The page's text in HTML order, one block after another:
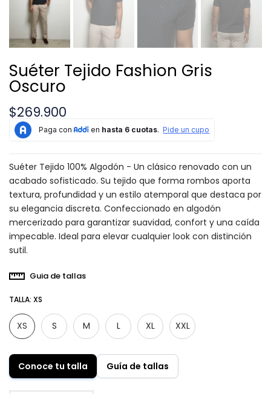
Suéter Tejido Fashion Gris
Oscuro
$269.900
Suéter Tejido 100% Algodón - Un clásico renovado con un
acabado sofisticado. Su tejido que forma rombos aporta
textura, profundidad y un estilo atemporal que destaca por
su elegancia discreta. Confeccionado en algodón
mercerizado para garantizar suavidad, confort y una caída
impecable. Ideal para elevar cualquier look con distinción
sutil.
Guia de tallas
TALLA: XS
XS S M L XL XXL
Conoce tu talla Guía de tallas